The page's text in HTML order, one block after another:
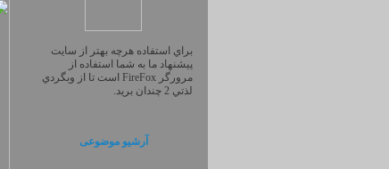
آرشیو موضوعی
براي استفاده هرچه بهتر از سايت
پيشنهاد ما به شما استفاده از
مرورگر FireFox است تا از وبگردي
لذتي 2 چندان بريد.